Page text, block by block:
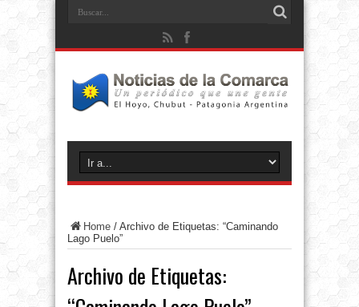
Home / Archivo de Etiquetas: “Caminando
Lago Puelo”
Archivo de Etiquetas: